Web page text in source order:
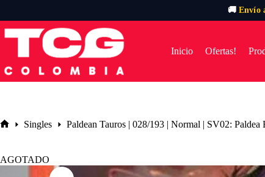
🚚 Envío
al
Inicio Ofertas!
Singles Paldean Tauros | 028/193 | Normal | SV02: Paldea
AGOTADO